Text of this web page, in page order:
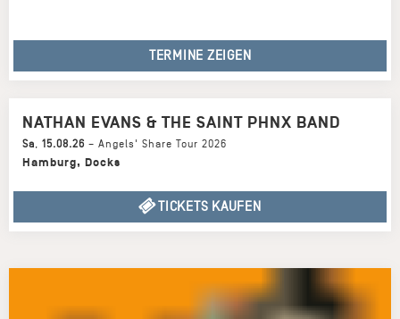
NATHAN EVANS & THE SAINT PHNX BAND
Sa, 15.08.26 – Angels' Share Tour 2026
Hamburg, Docks
TICKETS KAUFEN
TERMINE ZEIGEN